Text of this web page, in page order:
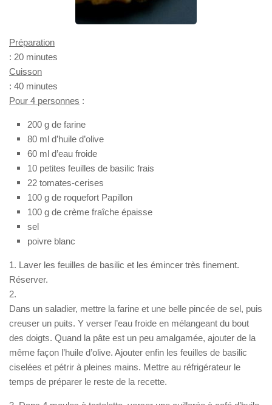
Préparation
: 20 minutes
Cuisson
: 40 minutes
Pour 4 personnes :
200 g de farine
80 ml d’huile d’olive
60 ml d’eau froide
10 petites feuilles de basilic frais
22 tomates-cerises
100 g de roquefort Papillon
100 g de crème fraîche épaisse
sel
poivre blanc
1. Laver les feuilles de basilic et les émincer très finement.
Réserver.
2.
Dans un saladier, mettre la farine et une belle pincée de sel, puis
creuser un puits. Y verser l’eau froide en mélangeant du bout
des doigts. Quand la pâte est un peu amalgamée, ajouter de la
même façon l’huile d’olive. Ajouter enfin les feuilles de basilic
ciselées et pétrir à pleines mains. Mettre au réfrigérateur le
temps de préparer le reste de la recette.